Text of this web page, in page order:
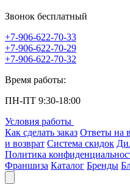
Звонок бесплатный
+7-906-622-70-33
+7-906-622-70-29
+7-906-622-70-32
Время работы:
ПН-ПТ 9:30-18:00
Условия работы
Как сделать заказ Ответы на
и возврат Система скидок
Политика
Франшиза Каталог Бренды